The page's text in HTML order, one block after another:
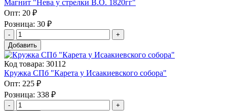
Магнит "Нева у стрелки В.О. 1820гг"
Опт: 20 ₽
Розница: 30 ₽
Добавить
Код товара: 30112
Кружка СПб "Карета у Исаакиевского собора"
Опт: 225 ₽
Розница: 338 ₽